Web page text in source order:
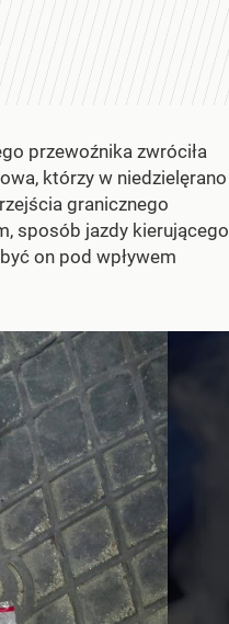
przewoźnika zwróciła
którzy w niedzielęrano
granicznego
sposób jazdy kierującego
on pod wpływem